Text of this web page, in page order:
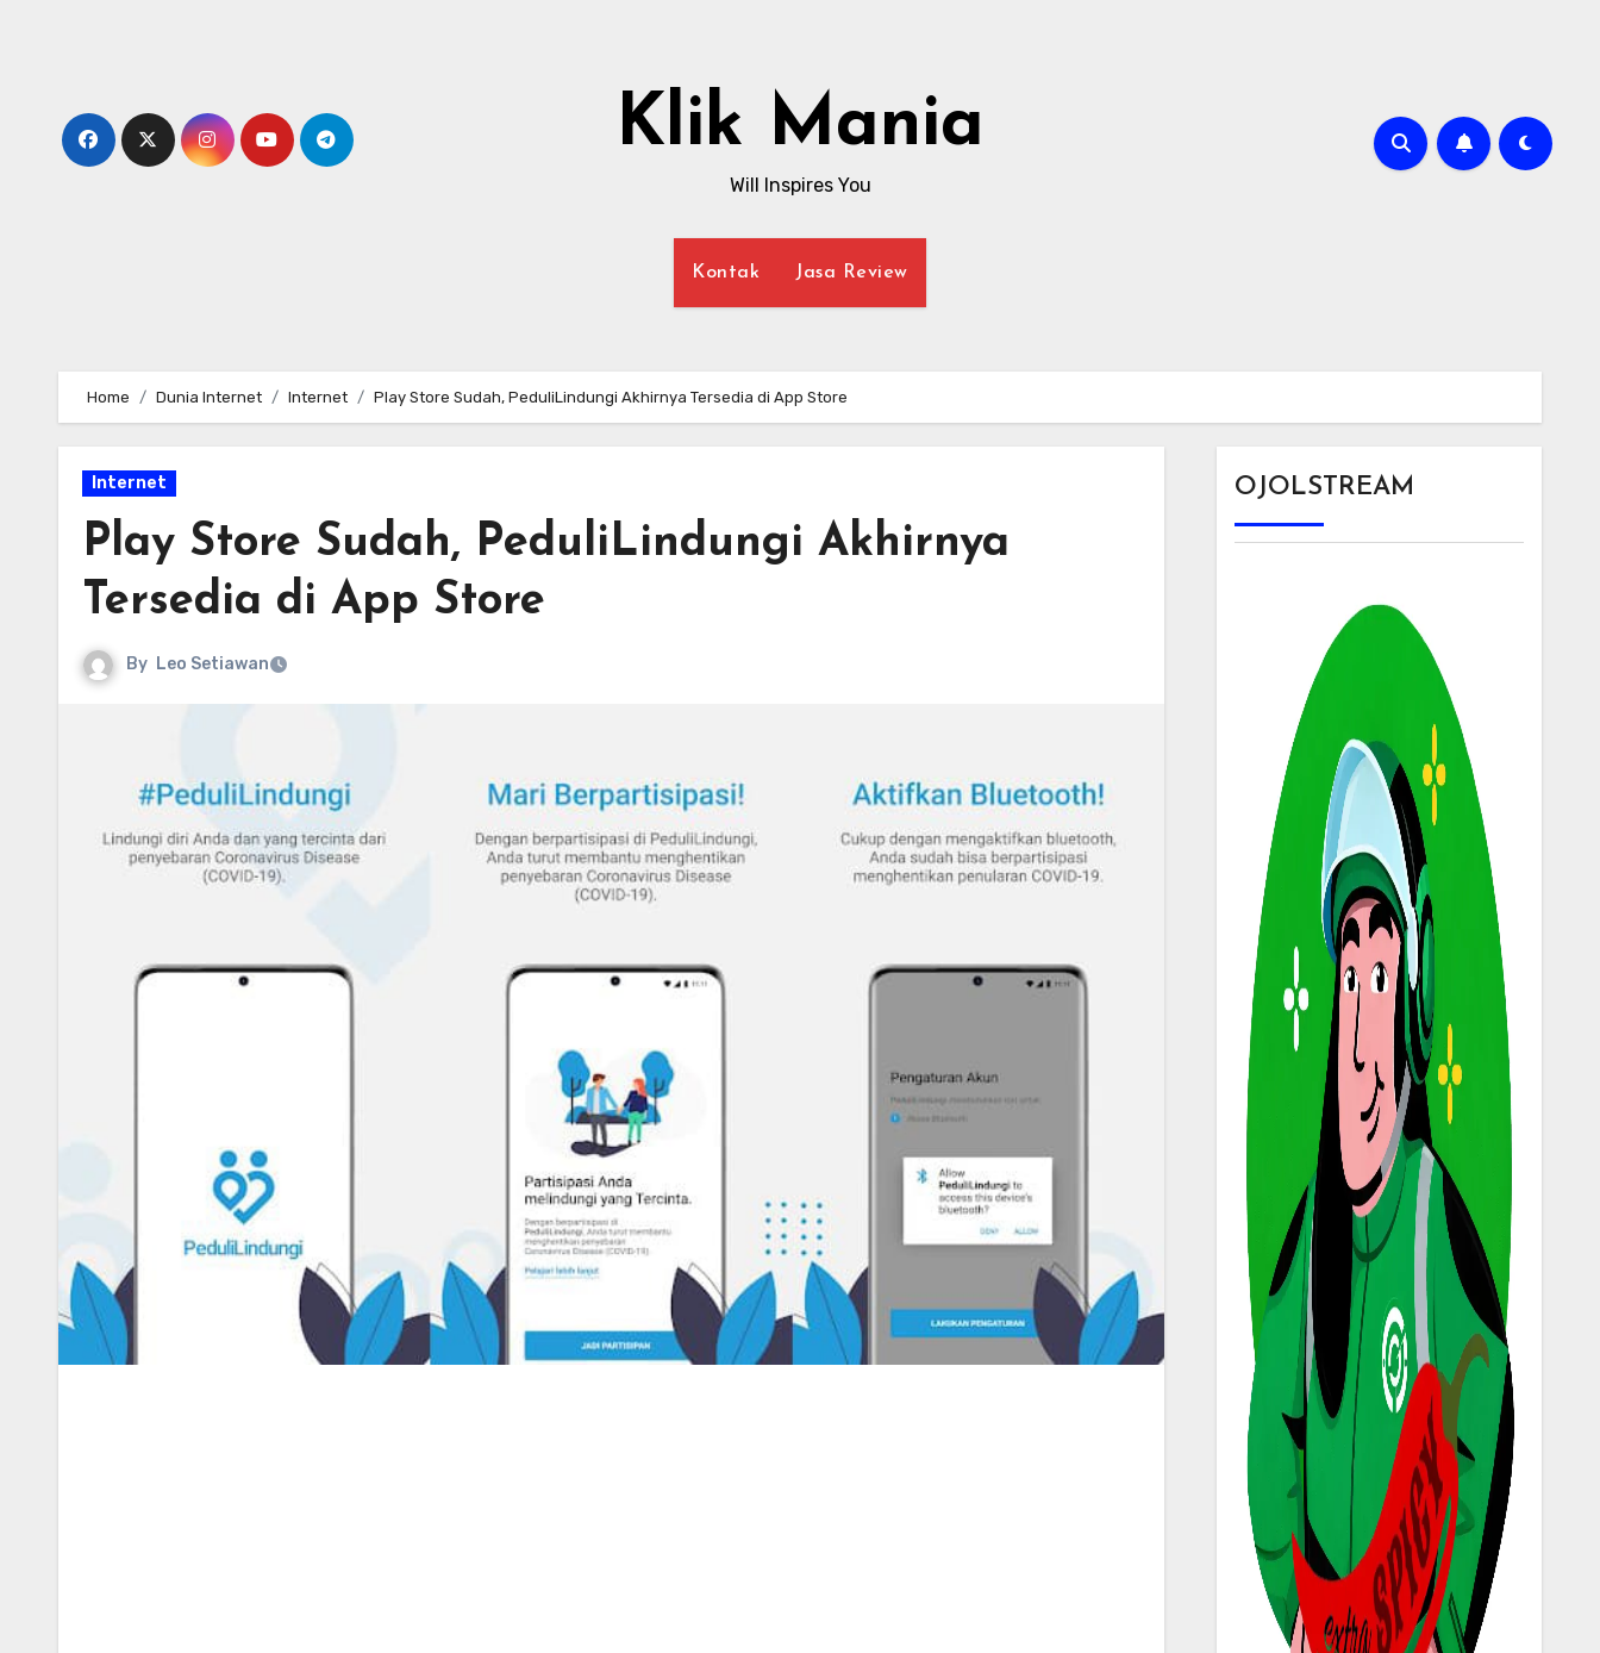
Klik Mania
Will Inspires You
Kontak Jasa Review
Home Dunia Internet Internet Play Store Sudah, PeduliLindungi Akhirnya Tersedia di App Store
Internet
Play Store Sudah, PeduliLindungi Akhirnya
Tersedia di App Store
By Leo Setiawan
OJOLSTREAM